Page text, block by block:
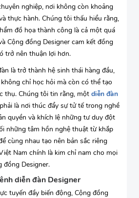
nghiệp, nơi không còn khoảng
thực hành. Chúng tôi thấu hiểu rằng,
đồ họa thành công là cả một quá
Cộng đồng Designer cam kết đồng
trở nên thuận lợi hơn.
là trở thành hệ sinh thái hàng đầu,
chỉ học hỏi mà còn có thể tạo
thụ. Chúng tôi tin rằng, một diễn đàn
là nơi thúc đẩy sự tử tế trong nghề
quyền và khích lệ những tư duy đột
những tâm hồn nghệ thuật từ khắp
cùng nhau tạo nên bản sắc riêng
Nam chính là kim chỉ nam cho mọi
đồng Designer.
diễn đàn Designer
tuyến đầy biến động, Cộng đồng